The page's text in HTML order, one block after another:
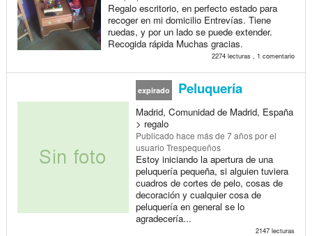
Regalo escritorio, en perfecto estado para
recoger en mi domicilio Entrevías. Tiene
ruedas, y por un lado se puede extender.
Recogida rápida Muchas gracias.
2274 lecturas , 1 comentario
expirado Peluquería
Madrid, Comunidad de Madrid, España
> regalo
Publicado hace más de 7 añospor el
usuario Trespequeños
Estoy iniciando la apertura de una
peluquería pequeña, si alguien tuviera
cuadros de cortes de pelo, cosas de
decoración y cualquier cosa de
peluquería en general se lo
agradecería...
2147 lecturas